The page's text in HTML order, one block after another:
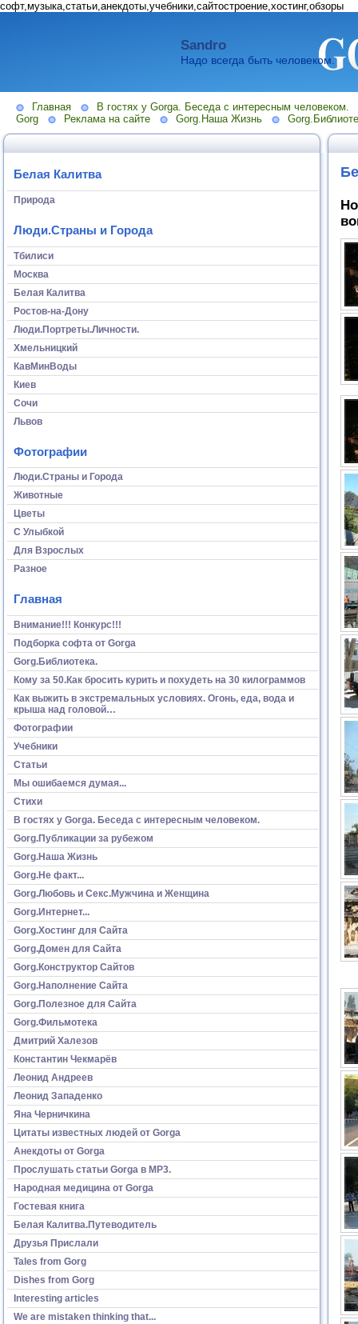
софт,музыка,статьи,анекдоты,учебники,сайтостроение,хостинг,обзоры
Sandro
Надо всегда быть человеком.
Главная
В гостях у Gorga. Беседа с интересным человеком.
Gorg
Реклама на сайте Gorg.Наша Жизнь
Белая Калитва
Природа
Люди.Страны и Города
Тбилиси
Москва
Белая Калитва
Ростов-на-Дону
Люди.Портреты.Личности.
Хмельницкий
КавМинВоды
Киев
Сочи
Львов
Фотографии
Люди.Страны и Города
Животные
Цветы
С Улыбкой
Для Взрослых
Разное
Главная
Внимание!!! Конкурс!!!
Подборка софта от Gorga
Gorg.Библиотека.
Кому за 50.Как бросить курить и похудеть на 30 килограммов
Как выжить в экстремальных условиях. Огонь, еда, вода и
крыша над головой…
Фотографии
Учебники
Статьи
Мы ошибаемся думая...
Стихи
В гостях у Gorga. Беседа с интересным человеком.
Gorg.Публикации за рубежом
Gorg.Наша Жизнь
Gorg.Не факт...
Gorg.Любовь и Секс.Мужчина и Женщина
Gorg.Интернет...
Gorg.Хостинг для Сайта
Gorg.Домен для Сайта
Gorg.Конструктор Сайтов
Gorg.Наполнение Сайта
Gorg.Полезное для Сайта
Gorg.Фильмотека
Дмитрий Халезов
Константин Чекмарёв
Леонид Андреев
Леонид Западенко
Яна Черничкина
Цитаты известных людей от Gorga
Анекдоты от Gorga
Прослушать статьи Gorga в МР3.
Народная медицина от Gorga
Гостевая книга
Белая Калитва.Путеводитель
Друзья Прислали
Tales from Gorg
Dishes from Gorg
Interesting articles
We are mistaken thinking that...